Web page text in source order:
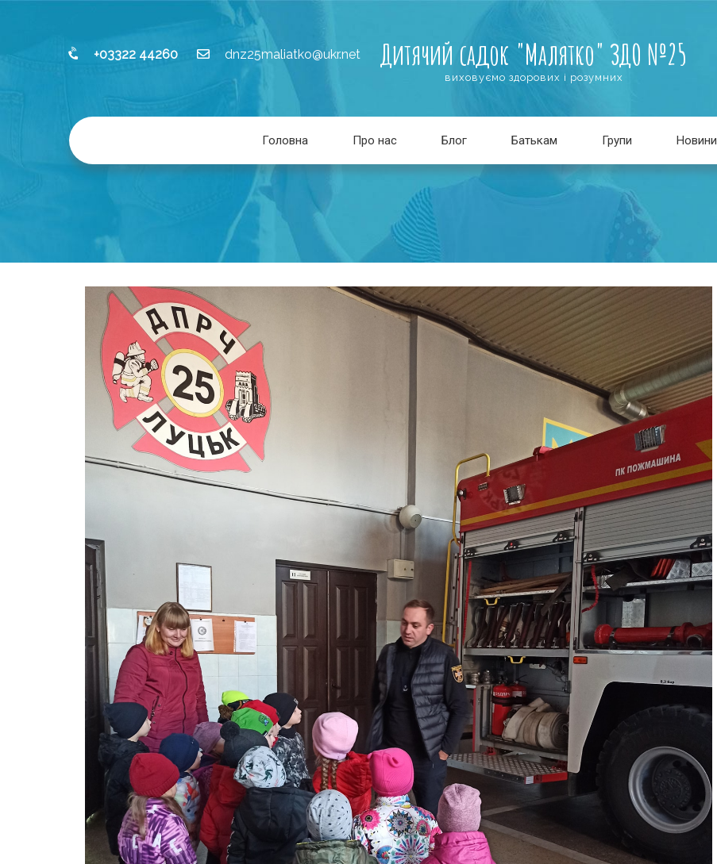
+03322 44260 dnz25maliatko@ukr.net Дитячий садок "Малятко" ЗДО №25
виховуємо здорових і розумних
Головна Про нас Блог Батькам Групи Новини